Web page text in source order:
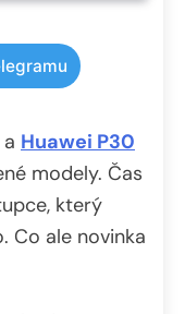
a Huawei P30
modely. Čas
který
Co ale novinka